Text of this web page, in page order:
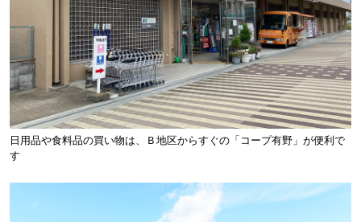
日用品や食料品の買い物は、Ｂ地区からすぐの「コープ有野」が便利で
す